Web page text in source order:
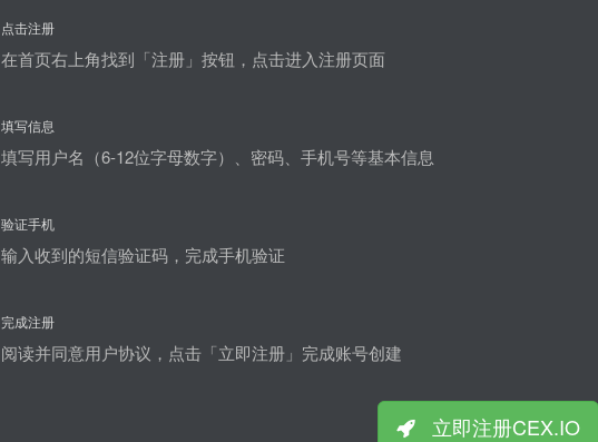
点击注册
在首页右上角找到「注册」按钮，点击进入注册页面
填写信息
填写用户名（6-12位字母数字）、密码、手机号等基本信息
验证手机
输入收到的短信验证码，完成手机验证
完成注册
阅读并同意用户协议，点击「立即注册」完成账号创建
立即注册CEX.IO